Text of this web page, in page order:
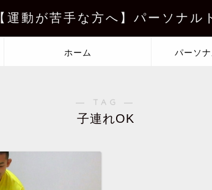
【運動が苦手な方へ】パーソナル
ホーム パーソ
― TAG ―
子連れOK